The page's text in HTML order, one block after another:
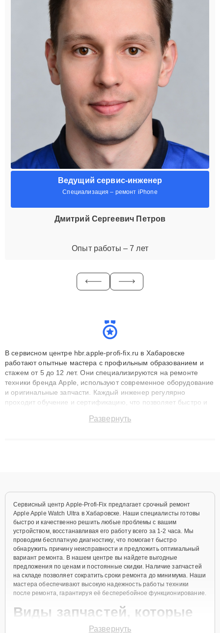
Ведущий сервис-инженер
Специализация – ремонт iPhone
Дмитрий Сергеевич Петров
Опыт работы – 7 лет
В сервисном центре hbr.apple-profi-fix.ru в Хабаровске
работают опытные мастера с профильным образованием и
стажем от 5 до 12 лет. Они специализируются на ремонте
техники бренда Apple, используют современное оборудование
и оригинальные запчасти. Каждый инженер регулярно
проходит обучение и сертификацию, что позволяет быстро и
сохранением гарантии до 3 лет. Наши мастера решают
Развернуть
Сервисный центр Apple-Profi-Fix предлагает срочный ремонт
Apple Apple Watch Ultra в Хабаровске. Наши специалисты готовы
быстро и качественно решить любые проблемы с вашим
устройством, восстанавливая его работу всего за 1-2 часа. Мы
проводим бесплатную диагностику, что помогает быстро
обнаружить причину неисправности и предложить оптимальный
вариант ремонта. В нашем центре вы найдете выгодные
предложения по ценам и постоянные скидки. Наличие запчастей
на складе позволяет сократить сроки ремонта до минимума. Наши
мастера обеспечивают высокую надежность работы техники
после ремонта, гарантируя её бесперебойное функционирование.
Виды запчастей, которые
мы используем
Развернуть